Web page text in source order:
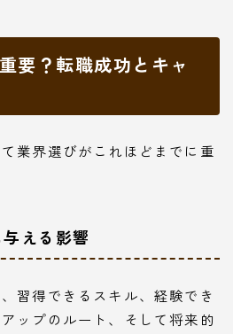
要？転職成功とキャ
業界選びがこれほどまでに重
える影響
習得できるスキル、経験でき
ップのルート、そして将来的